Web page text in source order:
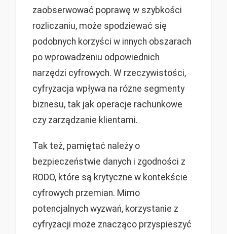
zaobserwować poprawę w szybkości
rozliczaniu, może spodziewać się
podobnych korzyści w innych obszarach
po wprowadzeniu odpowiednich
narzędzi cyfrowych. W rzeczywistości,
cyfryzacja wpływa na różne segmenty
biznesu, tak jak operacje rachunkowe
czy zarządzanie klientami.
Tak też, pamiętać należy o
bezpieczeństwie danych i zgodności z
RODO, które są krytyczne w kontekście
cyfrowych przemian. Mimo
potencjalnych wyzwań, korzystanie z
cyfryzacji może znacząco przyspieszyć